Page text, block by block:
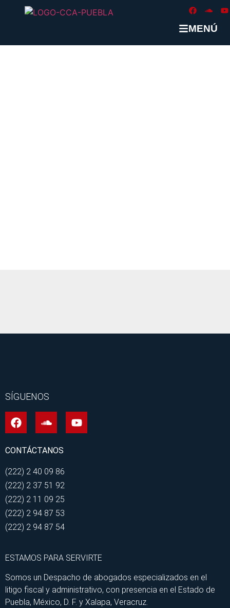
MENÚ
SÍGUENOS
CONTÁCTANOS
(222) 2 40 09 86
(222) 2 37 51 92
(222) 2 11 09 25
(222) 2 94 87 53
(222) 2 94 87 54
ESTAMOS PARA SERVIRTE
Somos un Despacho de abogados especializados en el
litigo fiscal y administrativo, con presencia en el Estado de
Puebla, México, D. F. y Xalapa, Veracruz.